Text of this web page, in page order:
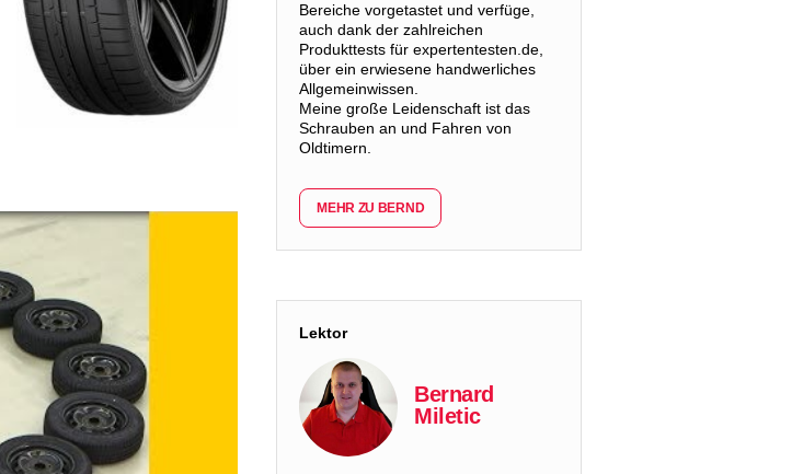
Bereiche vorgetastet und verfüge,
auch dank der zahlreichen
Produkttests für expertentesten.de,
über ein erwiesene handwerliches
Allgemeinwissen.
Meine große Leidenschaft ist das
Schrauben an und Fahren von
Oldtimern.
MEHR ZU BERND
Lektor
Bernard
Miletic